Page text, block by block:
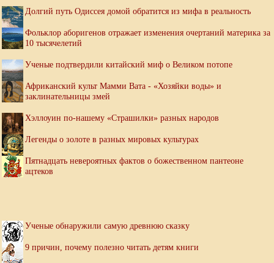
Долгий путь Одиссея домой обратится из мифа в реальность
Фольклор аборигенов отражает изменения очертаний материка за
10 тысячелетий
Ученые подтвердили китайский миф о Великом потопе
Африканский культ Мамми Вата - «Хозяйки воды» и
заклинательницы змей
Хэллоуин по-нашему «Страшилки» разных народов
Легенды о золоте в разных мировых культурах
Пятнадцать невероятных фактов о божественном пантеоне
ацтеков
Ученые обнаружили самую древнюю сказку
9 причин, почему полезно читать детям книги